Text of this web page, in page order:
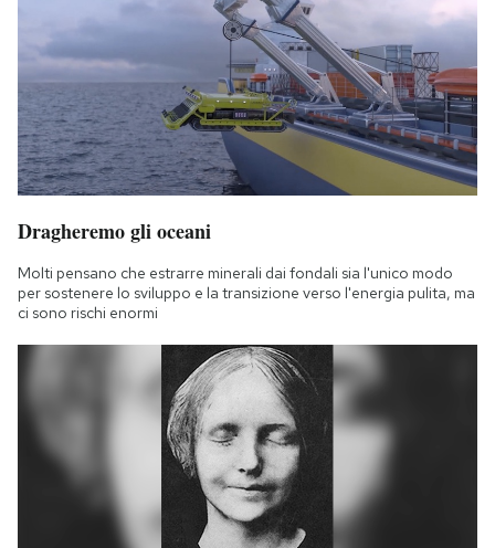
Dragheremo gli oceani
Molti pensano che estrarre minerali dai fondali sia l'unico modo
per sostenere lo sviluppo e la transizione verso l'energia pulita, ma
ci sono rischi enormi